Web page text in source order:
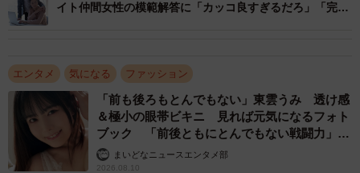
イト仲間女性の模範解答に「カッコ良すぎるだろ」「完璧
エンタメ 気になる ファッション
「前も後ろもとんでもない」東雲うみ 透け感
＆極小の眼帯ビキニ 見れば元気になるフォト
ブック 「前後ともにとんでもない戦闘力」
「桃ダイナマイトがすごい」
まいどなニュースエンタメ部
2026.08.10